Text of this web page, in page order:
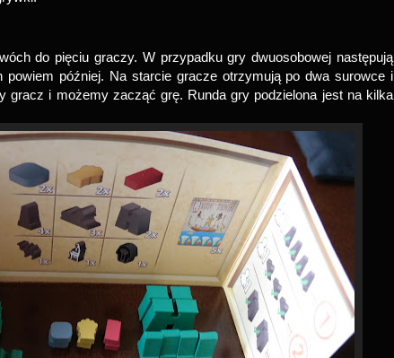
do pięciu graczy. W przypadku gry dwuosobowej następują
później. Na starcie gracze otrzymują po dwa surowce i
gracz i możemy zacząć grę. Runda gry podzielona jest na kilka